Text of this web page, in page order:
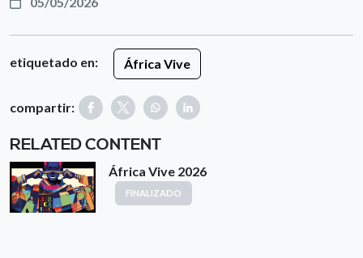
etiquetado en: África Vive
compartir:
RELATED CONTENT
África Vive 2026
FINALIZADO